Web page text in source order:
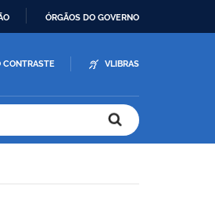
ÓRGÃOS DO GOVERNO
CONTRASTE VLIBRAS